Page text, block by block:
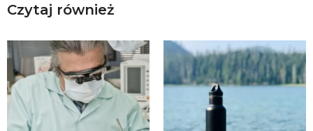
Czytaj również